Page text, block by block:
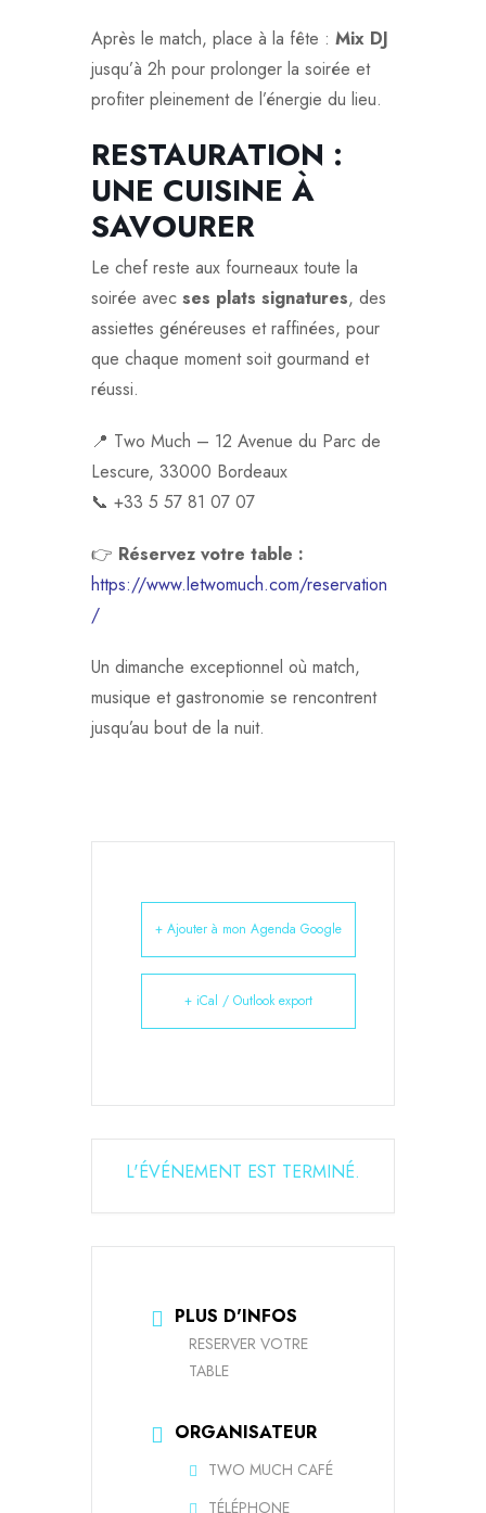
Après le match, place à la fête : Mix DJ
jusqu’à 2h pour prolonger la soirée et
profiter pleinement de l’énergie du lieu.
RESTAURATION :
UNE CUISINE À
SAVOURER
Le chef reste aux fourneaux toute la
soirée avec ses plats signatures, des
assiettes généreuses et raffinées, pour
que chaque moment soit gourmand et
réussi.
📍 Two Much – 12 Avenue du Parc de
Lescure, 33000 Bordeaux
📞 +33 5 57 81 07 07
👉 Réservez votre table :
https://www.letwomuch.com/reservation
/
Un dimanche exceptionnel où match,
musique et gastronomie se rencontrent
jusqu’au bout de la nuit.
+ Ajouter à mon Agenda Google
+ iCal / Outlook export
L'ÉVÉNEMENT EST TERMINÉ.
PLUS D'INFOS
RESERVER VOTRE
TABLE
ORGANISATEUR
TWO MUCH CAFÉ
TÉLÉPHONE